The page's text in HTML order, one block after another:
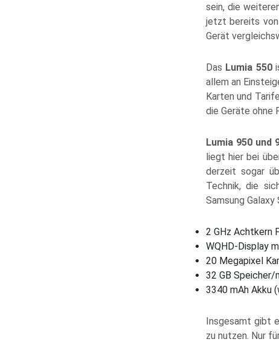
sein, die
jetzt bereits
Gerät
Das Lumia 550
allem an
Karten und
die Geräte ohne
Lumia 950 und
liegt hier bei
derzeit sogar
Technik, die
Samsung
2 GHz Achtkern
WQHD-Display
20 Megapixel
32 GB
3340 mAh Akku
Insgesamt gibt
zu nutzen. Nur